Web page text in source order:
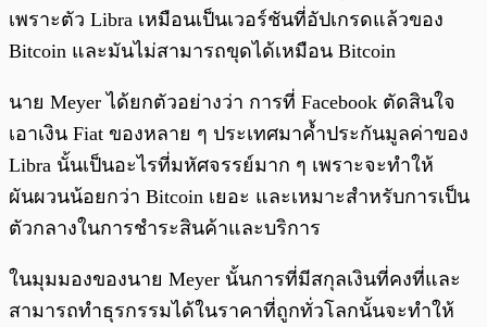
เพราะตัว Libra เหมือนเป็นเวอร์ชันที่อัปเกรดแล้วของ
Bitcoin และมันไม่สามารถขุดได้เหมือน Bitcoin
นาย Meyer ได้ยกตัวอย่างว่า การที่ Facebook ตัดสินใจ
เอาเงิน Fiat ของหลาย ๆ ประเทศมาค้ำประกันมูลค่าของ
Libra นั้นเป็นอะไรที่มหัศจรรย์มาก ๆ เพราะจะทำให้
ผันผวนน้อยกว่า Bitcoin เยอะ และเหมาะสำหรับการเป็น
ตัวกลางในการชำระสินค้าและบริการ
ในมุมมองของนาย Meyer นั้นการที่มีสกุลเงินที่คงที่และ
สามารถทำธุรกรรมได้ในราคาที่ถูกทั่วโลกนั้นจะทำให้